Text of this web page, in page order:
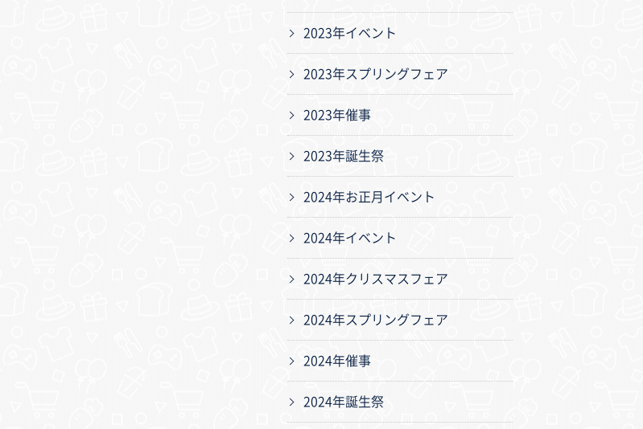
2023年イベント
2023年スプリングフェア
2023年催事
2023年誕生祭
2024年お正月イベント
2024年イベント
2024年クリスマスフェア
2024年スプリングフェア
2024年催事
2024年誕生祭